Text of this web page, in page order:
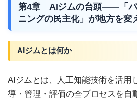
第4章 AIジムの台頭——「パ
ニングの民主化」が地方を変
AIジムとは何か
AIジムとは、人工知能技術を活用
導・管理・評価の全プロセスを自